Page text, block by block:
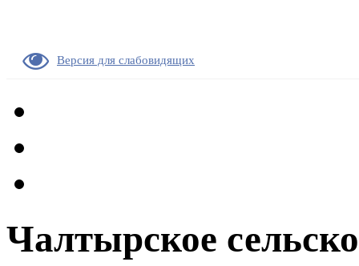
Версия для слабовидящих
Чалтырское